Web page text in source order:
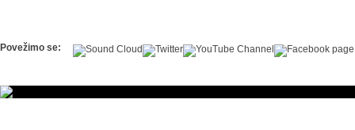
Povežimo se: